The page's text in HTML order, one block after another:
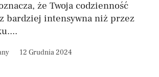
że Twoja codzienność
bardziej intensywna niż przez
12 Grudnia 2024